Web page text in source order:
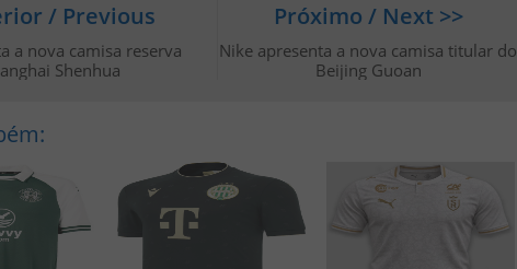
Próximo / Next >>
Nike apresenta a nova camisa titular do
Beijing Guoan
/ Previous
a nova camisa reserva
Shenhua